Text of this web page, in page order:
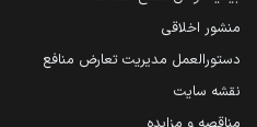
منشور اخلاقی
دستورالعمل مدیریت تعارض منافع
نقشه سایت